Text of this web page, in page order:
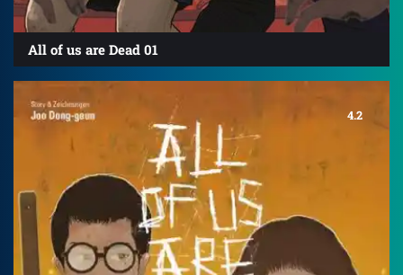
All of us are Dead 01
4.2